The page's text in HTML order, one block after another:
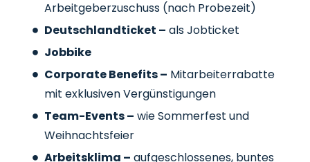
Arbeitgeberzuschuss (nach Probezeit)
Deutschlandticket – als Jobticket
Jobbike
Corporate Benefits – Mitarbeiterrabatte
mit exklusiven Vergünstigungen
Team-Events – wie Sommerfest und
Weihnachtsfeier
Arbeitsklima – aufgeschlossenes, buntes